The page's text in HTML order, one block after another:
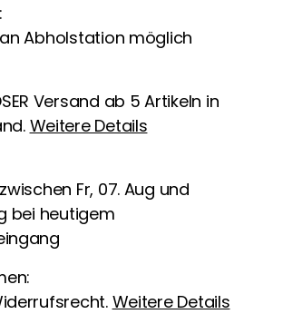
Abholstation möglich
Versand ab 5 Artikeln in
Weitere Details
Fr, 07. Aug und
bei heutigem
Weitere Details